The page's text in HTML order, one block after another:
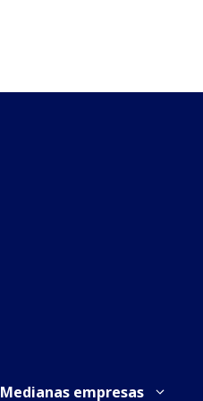
Medianas empresas